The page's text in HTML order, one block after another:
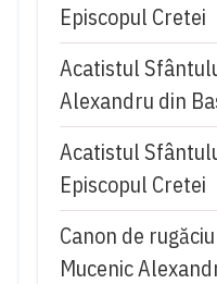
Episcopul Cretei
Acatistul
Alexandru din
Acatistul
Episcopul Cretei
Canon de
Mucenic